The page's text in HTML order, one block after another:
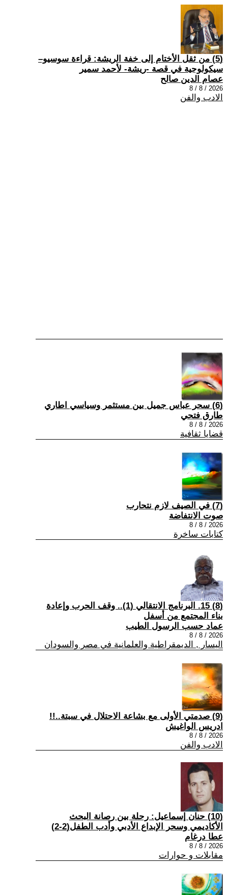
(5) من ثقل الأختام إلى خفة الريشة: قراءة سوسيو–
سيكولوجية في قصة -ريشة- لأحمد سمير
عصام الدين صالح
2026 / 8 / 8
الادب والفن
(6) سحر عباس جميل بين مستثمر وسياسي اطاري
طارق فتحي
2026 / 8 / 8
قضايا ثقافية
(7) في الصيف لازم نتحارب
صوت الانتفاضة
2026 / 8 / 8
كتابات ساخرة
(8) 15. البرنامج الانتقالي (1).. وقف الحرب وإعادة
بناء المجتمع من أسفل
عماد حسب الرسول الطيب
2026 / 8 / 8
اليسار , الديمقراطية والعلمانية في مصر والسودان
(9) صدمتي الأولى مع بشاعة الاحتلال في سبتة..!!
ادريس الواغيش
2026 / 8 / 8
الادب والفن
(10) حنان إسماعيل: رحلة بين رصانة البحث
الأكاديمي وسحر الإبداع الأدبي وأدب الطفل(2-2)
عطا درغام
2026 / 8 / 8
مقابلات و حوارات